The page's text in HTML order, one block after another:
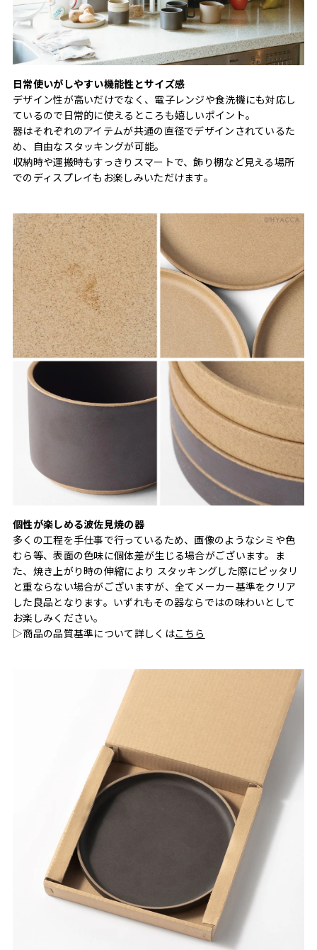
日常使いがしやすい機能性とサイズ感
デザイン性が高いだけでなく、電子レンジや食洗機にも対応し
ているので日常的に使えるところも嬉しいポイント。
器はそれぞれのアイテムが共通の直径でデザインされているた
め、自由なスタッキングが可能。
収納時や運搬時もすっきりスマートで、飾り棚など見える場所
でのディスプレイもお楽しみいただけます。
個性が楽しめる波佐見焼の器
多くの工程を手仕事で行っているため、画像のようなシミや色
むら等、表面の色味に個体差が生じる場合がございます。ま
た、焼き上がり時の伸縮により スタッキングした際にピッタリ
と重ならない場合がございますが、全てメーカー基準をクリア
した良品となります。いずれもその器ならではの味わいとして
お楽しみください。
▷商品の品質基準について詳しくはこちら